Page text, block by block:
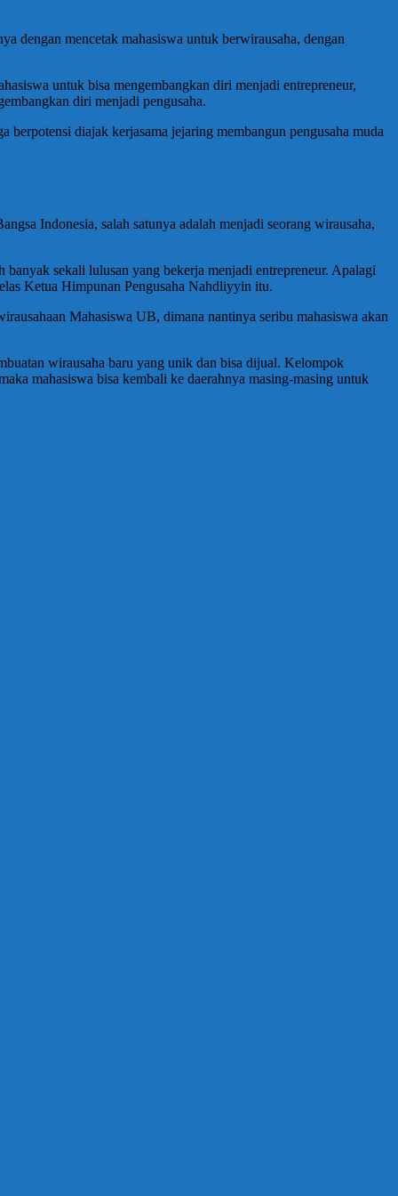
dengan mencetak mahasiswa untuk berwirausaha, dengan
untuk bisa mengembangkan diri menjadi entrepreneur,
diri menjadi pengusaha.
diajak kerjasama jejaring membangun pengusaha muda
Indonesia, salah satunya adalah menjadi seorang wirausaha,
sekali lulusan yang bekerja menjadi entrepreneur. Apalagi
Ketua Himpunan Pengusaha Nahdliyyin itu.
Mahasiswa UB, dimana nantinya seribu mahasiswa akan
wirausaha baru yang unik dan bisa dijual. Kelompok
mahasiswa bisa kembali ke daerahnya masing-masing untuk